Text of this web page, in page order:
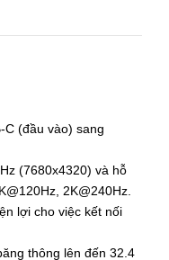
C (đầu vào) sang
(7680x4320) và hỗ
2K@240Hz.
lợi cho việc kết nối
thông lên đến 32.4